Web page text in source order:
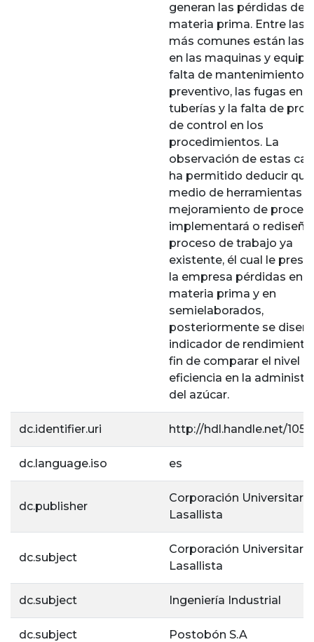
generan las pérdidas de
materia prima. Entre las
más comunes están las
en las maquinas y
falta de mantenimiento
preventivo, las fugas en
tuberías y la falta de
de control en los
procedimientos. La
observación de estas
ha permitido deducir
medio de herramientas
mejoramiento de
implementará o
proceso de trabajo ya
existente, él cual le
la empresa pérdidas en
materia prima y en
semielaborados,
posteriormente se
indicador de rendimiento
fin de comparar el nivel
eficiencia en la
del azúcar.
dc.identifier.uri http://hdl.handle.net/
dc.language.iso es
dc.publisher
Corporación Universitaria
Lasallista
dc.subject
Corporación Universitaria
Lasallista
dc.subject Ingeniería Industrial
dc.subject Postobón S.A